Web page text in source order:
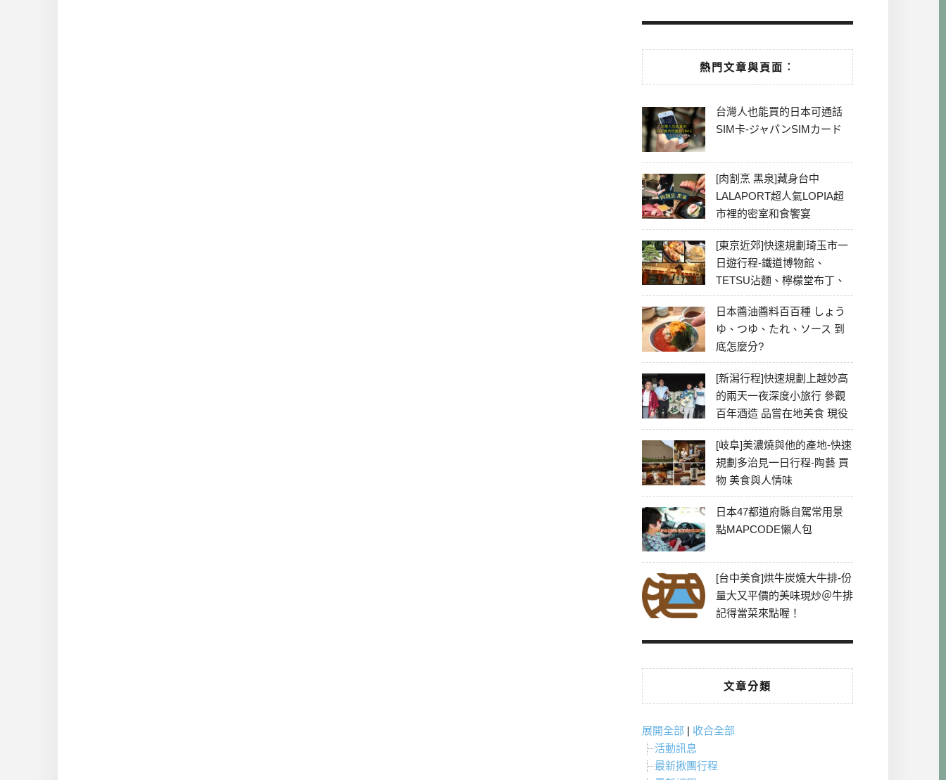
熱門文章與頁面︰
台灣人也能買的日本可通話
SIM卡-ジャパンSIMカード
[肉割烹 黑泉]藏身台中
LALAPORT超人氣LOPIA超
市裡的密室和食饗宴
[東京近郊]快速規劃琦玉市一
日遊行程-鐵道博物館、
TETSU沾麵、檸檬堂布丁、
冰川神社、美食彙整
日本醬油醬料百百種 しょう
ゆ、つゆ、たれ、ソース 到
底怎麼分?
[新潟行程]快速規劃上越妙高
的兩天一夜深度小旅行 參觀
百年酒造 品嘗在地美食 現役
最老牌電影院
[岐阜]美濃燒與他的產地-快速
規劃多治見一日行程-陶藝 買
物 美食與人情味
日本47都道府縣自駕常用景
點MAPCODE懶人包
[台中美食]烘牛炭燒大牛排-份
量大又平價的美味現炒＠牛排
記得當菜來點喔！
文章分類
展開全部 | 收合全部
活動訊息
最新揪團行程